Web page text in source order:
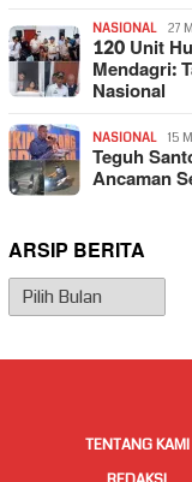
NASIONAL 27
120 Unit
Mendagri:
Nasional
NASIONAL 15
Teguh
Ancaman
ARSIP BERITA
Arsip
Berita
TENTANG KAMI